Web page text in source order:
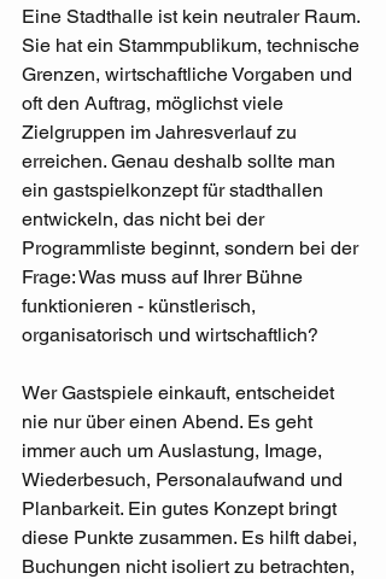
Eine Stadthalle ist kein neutraler Raum.
Sie hat ein Stammpublikum, technische
Grenzen, wirtschaftliche Vorgaben und
oft den Auftrag, möglichst viele
Zielgruppen im Jahresverlauf zu
erreichen. Genau deshalb sollte man
ein gastspielkonzept für stadthallen
entwickeln, das nicht bei der
Programmliste beginnt, sondern bei der
Frage: Was muss auf Ihrer Bühne
funktionieren - künstlerisch,
organisatorisch und wirtschaftlich?
Wer Gastspiele einkauft, entscheidet
nie nur über einen Abend. Es geht
immer auch um Auslastung, Image,
Wiederbesuch, Personalaufwand und
Planbarkeit. Ein gutes Konzept bringt
diese Punkte zusammen. Es hilft dabei,
Buchungen nicht isoliert zu betrachten,